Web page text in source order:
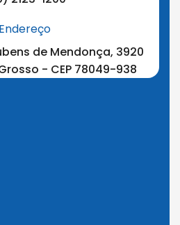
Endereço
de Mendonça, 3920
- CEP 78049-938